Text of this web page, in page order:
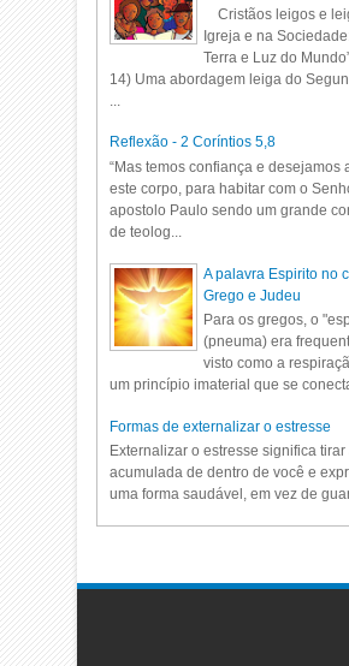
Cristãos leigos e
Igreja e na
Terra e Luz do
14) Uma abordagem leiga do
Reflexão - 2 Coríntios 5,8
“Mas temos confiança e desejamos
este corpo, para habitar com o
apostolo Paulo sendo um grande
de teolog...
A palavra Espirito no
Grego e Judeu
Para os gregos, o
(pneuma) era
visto como a
um princípio imaterial que se
Formas de externalizar o estresse
Externalizar o estresse significa tirar
acumulada de dentro de você e
uma forma saudável, em vez de